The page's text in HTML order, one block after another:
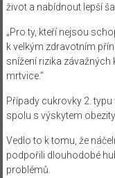
život a nabídnout lepší
„Pro ty, kteří nejsou
k velkým zdravotním
snížení rizika závažných
mrtvice.“
Případy cukrovky 2.
spolu s výskytem obezity.
Vedlo to k tomu, že
podpořili dlouhodobé
problémů.